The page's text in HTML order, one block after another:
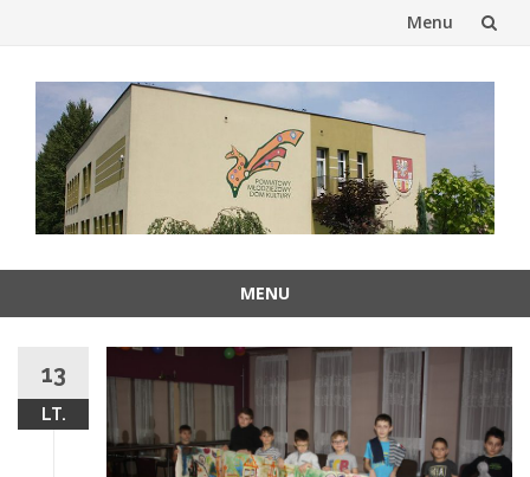
Menu
treści
MENU
13
LT.